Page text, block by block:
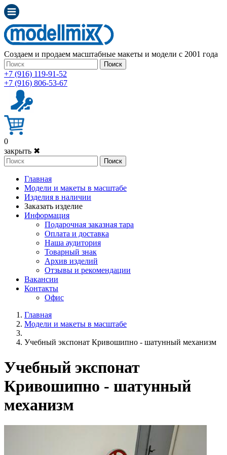
Создаем и продаем масштабные макеты и модели с 2001 года
Поиск
+7 (916) 119-91-52
+7 (916) 806-53-67
0
закрыть ✖
Поиск
Главная
Модели и макеты в масштабе
Изделия в наличии
Заказать изделие
Информация
Подарочная заказная тара
Оплата и доставка
Наша аудитория
Товарный знак
Архив изделий
Отзывы и рекомендации
Вакансии
Контакты
Офис
Главная
Модели и макеты в масштабе
Учебный экспонат Кривошипно - шатунный механизм
Учебный экспонат
Кривошипно - шатунный
механизм